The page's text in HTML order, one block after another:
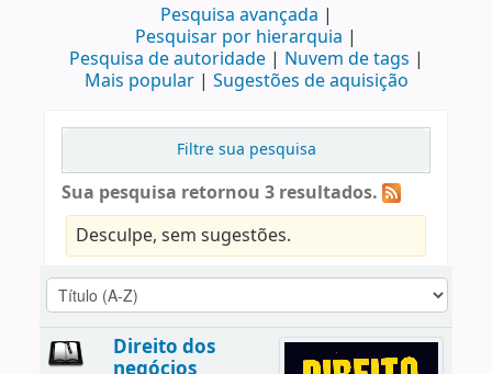
Pesquisa avançada
Pesquisar por hierarquia
Pesquisa de autoridade
Nuvem de tags
Mais popular
Sugestões de aquisição
Filtre sua pesquisa
Sua pesquisa retornou 3 resultados.
Desculpe, sem sugestões.
Direito dos